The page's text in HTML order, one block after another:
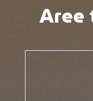
Aree